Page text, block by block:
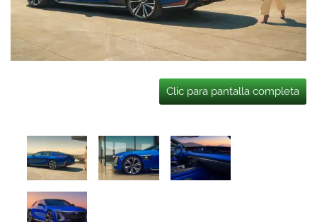
Clic para pantalla completa